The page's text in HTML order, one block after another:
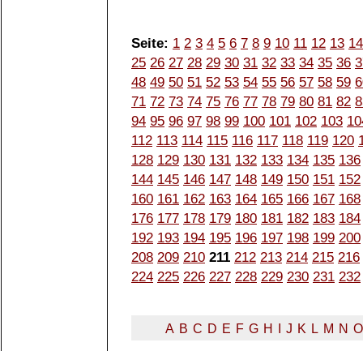
Seite: 1 2 3 4 5 6 7 8 9 10 11 12 13 14
25 26 27 28 29 30 31 32 33 34 35 36
48 49 50 51 52 53 54 55 56 57 58 59
71 72 73 74 75 76 77 78 79 80 81 82
94 95 96 97 98 99 100 101 102 103
112 113 114 115 116 117 118 119 120
128 129 130 131 132 133 134 135 136
144 145 146 147 148 149 150 151 152
160 161 162 163 164 165 166 167 168
176 177 178 179 180 181 182 183 184
192 193 194 195 196 197 198 199 200
208 209 210 211 212 213 214 215 216
224 225 226 227 228 229 230 231 232
A B C D E F G H J K L M N O